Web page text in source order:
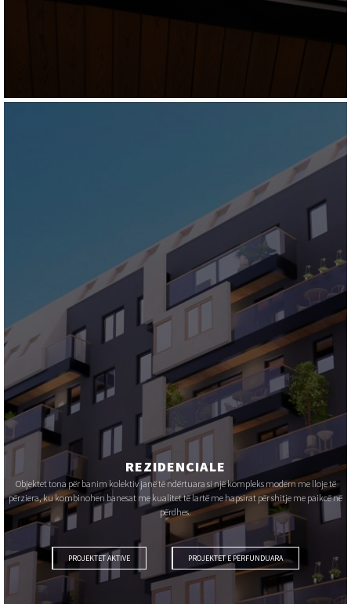
REZIDENCIALE
Objektet tona për banim kolektiv janë të ndërtuara si një kompleks modern me lloje të
përziera, ku kombinohen banesat me kualitet të lartë me hapsirat për shitje me paikcë në
përdhes.
PROJEKTET AKTIVE PROJEKTET E PËRFUNDUARA